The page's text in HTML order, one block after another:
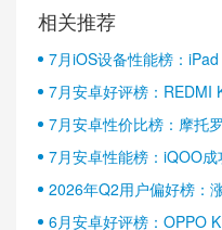
相关推荐
7月iOS设备性能榜：
7月安卓好评榜：REDMI
半壁江山
7月安卓性价比榜：摩托
7月安卓性能榜：iQOO成
2026年Q2用户偏好榜：
6月安卓好评榜：OPPO